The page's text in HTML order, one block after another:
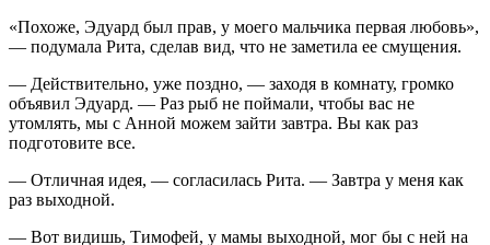
«Похоже, Эдуард был прав, у моего мальчика первая любовь»,
— подумала Рита, сделав вид, что не заметила ее смущения.
— Действительно, уже поздно, — заходя в комнату, громко
объявил Эдуард. — Раз рыб не поймали, чтобы вас не
утомлять, мы с Анной можем зайти завтра. Вы как раз
подготовите все.
— Отличная идея, — согласилась Рита. — Завтра у меня как
раз выходной.
— Вот видишь, Тимофей, у мамы выходной, мог бы с ней на